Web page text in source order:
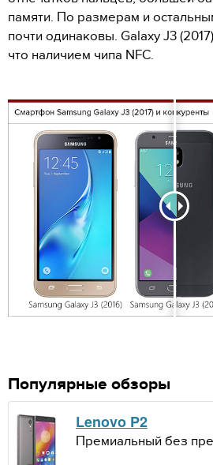
памяти. По размерам и
почти одинаковы. Galaxy J3
что наличием чипа NFC.
Популярные обзоры
Lenovo P2
Премиальный без